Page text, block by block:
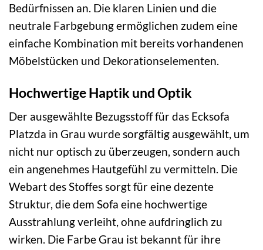
Bedürfnissen an. Die klaren Linien und die
neutrale Farbgebung ermöglichen zudem eine
einfache Kombination mit bereits vorhandenen
Möbelstücken und Dekorationselementen.
Hochwertige Haptik und Optik
Der ausgewählte Bezugsstoff für das Ecksofa
Platzda in Grau wurde sorgfältig ausgewählt, um
nicht nur optisch zu überzeugen, sondern auch
ein angenehmes Hautgefühl zu vermitteln. Die
Webart des Stoffes sorgt für eine dezente
Struktur, die dem Sofa eine hochwertige
Ausstrahlung verleiht, ohne aufdringlich zu
wirken. Die Farbe Grau ist bekannt für ihre